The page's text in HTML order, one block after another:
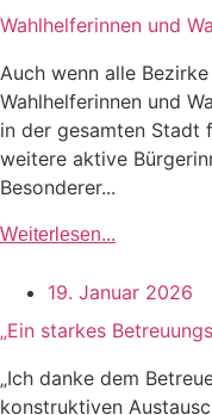
Wahlhelferinnen und
Auch wenn alle
Wahlhelferinnen und
in der gesamten Stadt
weitere aktive
Besonderer...
Weiterlesen...
19. Januar 2026
„Ein starkes
„Ich danke dem
konstruktiven